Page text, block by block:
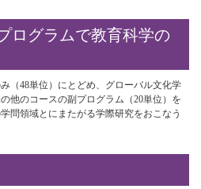
ログラムで教育科学の
（48単位）にとどめ、グローバル文化学
他のコースの副プログラム（20単位）を
問領域とにまたがる学際研究をおこなう